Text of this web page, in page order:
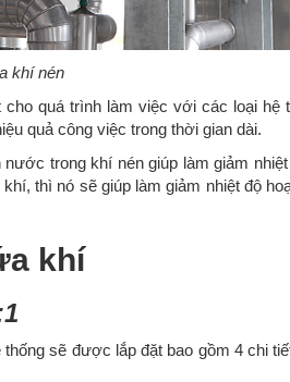
khí nén
quá trình làm việc với các loại hệ
quả công việc trong thời gian dài.
trong khí nén giúp làm giảm
thì nó sẽ giúp làm giảm nhiệt độ
khí
sẽ được lắp đặt bao gồm 4 chi